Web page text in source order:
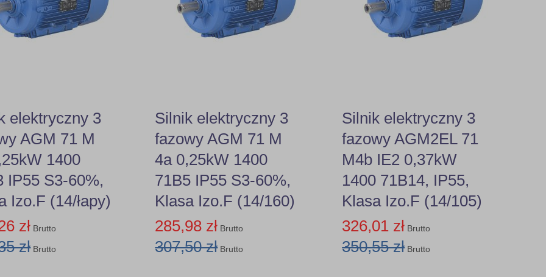
elektryczny 3
AGM 71 M
1400
IP55 S3-60%,
Izo.F (14/łapy)
zł Brutto
zł Brutto
Silnik elektryczny 3
fazowy AGM 71 M
4a 0,25kW 1400
71B5 IP55 S3-60%,
Klasa Izo.F (14/160)
285,98 zł Brutto
307,50 zł Brutto
Silnik elektryczny 3
fazowy AGM2EL 71
M4b IE2 0,37kW
1400 71B14, IP55,
Klasa Izo.F (14/105)
326,01 zł Brutto
350,55 zł Brutto